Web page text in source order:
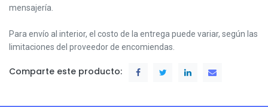
mensajería.
Para envío al interior, el costo de la entrega puede variar, según las
limitaciones del proveedor de encomiendas.
Comparte este producto: